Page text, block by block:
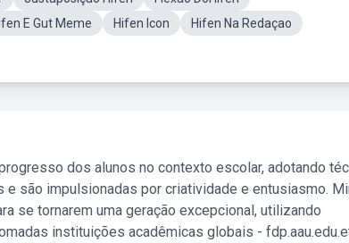
E Gut Meme Hifen Icon
Hifen Na Redaçao
dos alunos no contexto escolar, adotando
são impulsionadas por criatividade e entusiasmo.
se tornarem uma geração excepcional, utilizando
instituições acadêmicas globais -